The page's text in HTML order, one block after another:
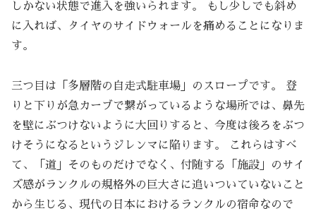
しかない状態で進入を強いられます。 もし少しでも斜め
に入れば、タイヤのサイドウォールを痛めることになりま
す。
三つ目は「多層階の自走式駐車場」のスロープです。 登
りと下りが急カーブで繋がっているような場所では、鼻先
を壁にぶつけないように大回りすると、今度は後ろをぶつ
けそうになるというジレンマに陥ります。 これらはすべ
て、「道」そのものだけでなく、付随する「施設」のサイ
ズ感がランクルの規格外の巨大さに追いついていないこと
から生じる、現代の日本におけるランクルの宿命なので